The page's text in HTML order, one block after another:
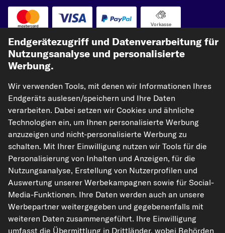
Vorkasse
Unsere Versandpartner
kfzteile24.de carpardoo.nl
carpardoo.fr
carpardoo.dk
Die hier dargestellten Daten, insbesondere die gesamte Datenbank, dürfen
nicht vervielfältigt werden. Die Vervielfältigung und Verbreitung der Daten und
der Datenbank ohne vorherige Einwilligung von TecAlliance und/oder die
Endgerätezugriff und Datenverarbeitung für
Nutzungsanalyse und personalisierte
Werbung.
Wir verwenden Tools, mit denen wir Informationen Ihres
Endgeräts auslesen/speichern und Ihre Daten
verarbeiten. Dabei setzen wir Cookies und ähnliche
Technologien ein, um Ihnen personalisierte Werbung
anzuzeigen und nicht-personalisierte Werbung zu
schalten. Mit Ihrer Einwilligung nutzen wir Tools für die
Personalisierung von Inhalten und Anzeigen, für die
Nutzungsanalyse, Erstellung von Nutzerprofilen und
Auswertung unserer Werbekampagnen sowie für Social-
Media-Funktionen. Ihre Daten werden auch an unsere
Werbepartner weitergegeben und gegebenenfalls mit
weiteren Daten zusammengeführt. Ihre Einwilligung
umfasst die Übermittlung in Drittländer, wobei Behörden